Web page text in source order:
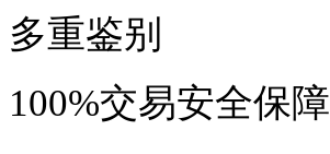
多重鉴别
100%交易安全保障